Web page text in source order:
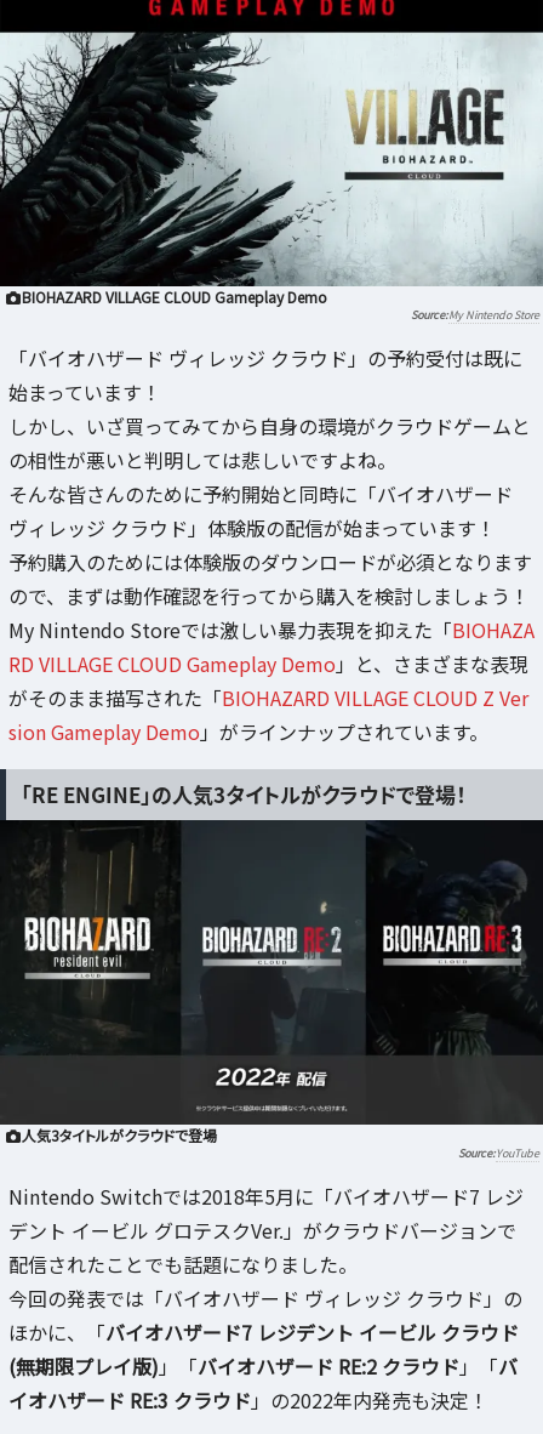
BIOHAZARD VILLAGE CLOUD Gameplay Demo
My Nintendo Store
「バイオハザード ヴィレッジ クラウド」の予約受付は既に
始まっています！
しかし、いざ買ってみてから自身の環境がクラウドゲームと
の相性が悪いと判明しては悲しいですよね。
そんな皆さんのために予約開始と同時に「バイオハザード
ヴィレッジ クラウド」体験版の配信が始まっています！
予約購入のためには体験版のダウンロードが必須となります
ので、まずは動作確認を行ってから購入を検討しましょう！
My Nintendo Storeでは激しい暴力表現を抑えた「BIOHAZA
RD VILLAGE CLOUD Gameplay Demo 」と、さまざまな表現
がそのまま描写された「BIOHAZARD VILLAGE CLOUD Z Ver
sion Gameplay Demo 」がラインナップされています。
「RE ENGINE」の人気3タイトルがクラウドで登場！
人気3タイトルがクラウドで登場
YouTube
Nintendo Switchでは2018年5月に「バイオハザード7 レジ
デント イービル グロテスクVer.」がクラウドバージョンで
配信されたことでも話題になりました。
今回の発表では「バイオハザード ヴィレッジ クラウド」の
ほかに、「バイオハザード7 レジデント イービル クラウド
(無期限プレイ版) 」「バイオハザード RE:2 クラウド 」「バ
イオハザード RE:3 クラウド 」の2022年内発売も決定！